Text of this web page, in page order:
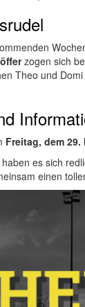
zogen sich
Theo und
Freitag, dem 29.
es sich
einen